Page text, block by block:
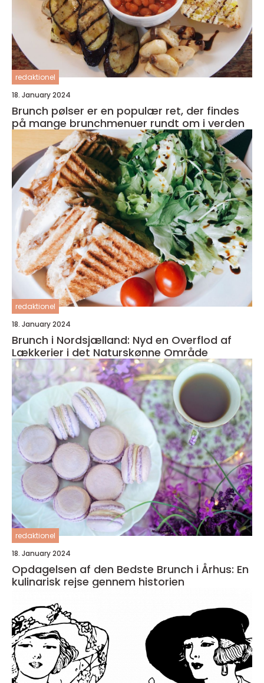
redaktionel
18. January 2024
Brunch pølser er en populær ret, der findes
på mange brunchmenuer rundt om i verden
redaktionel
18. January 2024
Brunch i Nordsjælland: Nyd en Overflod af
Lækkerier i det Naturskønne Område
redaktionel
18. January 2024
Opdagelsen af den Bedste Brunch i Århus: En
kulinarisk rejse gennem historien